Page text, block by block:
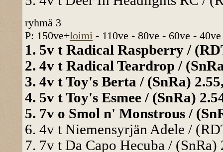
ryhmä 3
P: 150ve+loimi - 110ve - 80ve - 60ve -
1. 5v t Radical Raspberry /
2. 4v t Radical Teardrop /
3. 4v t Toy's Berta / (SnRa)
4. 5v t Toy's Esmee / (SnRa)
5. 7v o Smol n' Monstrous /
6. 4v t Niemensyrjän Adele /
7. 7v t Da Capo Hecuba /